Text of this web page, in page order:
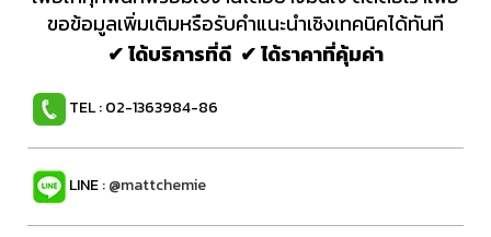
ขอข้อมูลเพิ่มเติมหรือรับคำแนะนำเชิงเทคนิคได้ทันที
✔ ได้บริการที่ดี ✔ ได้ราคาที่คุ้มค่า
TEL : 02-1363984-86
LINE: @mattchemie